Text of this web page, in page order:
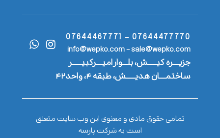
07644477770 - 07644467771
info@wepko.com - sale@wepko.com
جزیــــره کیــــــش، بلـــوار امیــــرکبیــــــر
ساختمــــان هدیــــــش، طبقه ۴، واحد۴۲
تمامی حقوق مادی و معنوی این وب سایت متعلق
است به شرکت پارسه